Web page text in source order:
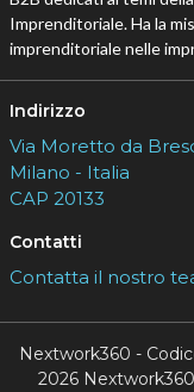
Imprenditoriale. Ha la
imprenditoriale nelle
Indirizzo
Via Moretto da
Milano - Italia
CAP 20133
Contatti
Contatta il nostro
Nextwork360 -
2026